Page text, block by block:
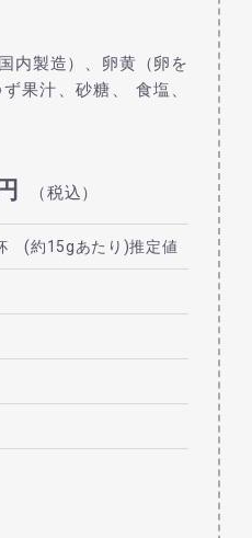
内製造）、卵黄（卵を
果汁、砂糖、 食塩、
（税込）
(約15gあたり)推定値